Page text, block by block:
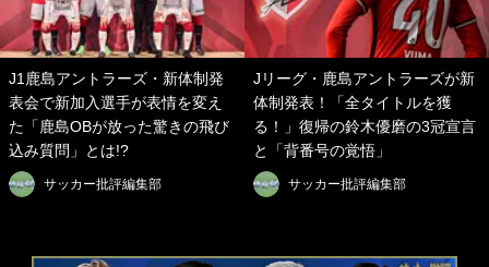
J1鹿島アントラーズ・新体制発
表会で新加入選手が表情を変え
た「鹿島OBが放った驚きの飛び
込み質問」とは!?
サッカー批評編集部
Jリーグ・鹿島アントラーズが新
体制発表！「全タイトルを獲
る！」復帰の鈴木優磨の3冠宣言
と「背番号の覚悟」
サッカー批評編集部